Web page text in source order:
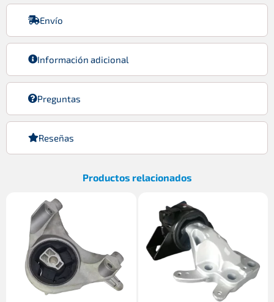
Envío
Información adicional
Preguntas
Reseñas
Productos relacionados